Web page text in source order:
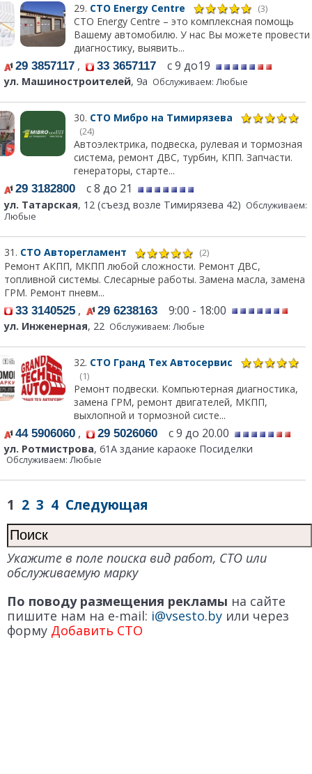
29. СТО Energy Centre (3)
СТО Energy Centre – это комплексная помощь
Вашему автомобилю. У нас Вы можете провести
диагностику, выявить...
29 3857117 , 33 3657117 с 9 до19
ул. Машиностроителей, 9а Обслуживаем: Любые
30. СТО Мибро на Тимирязева
(24)
Автоэлектрика, подвеска, рулевая и тормозная
система, ремонт ДВС, турбин, КПП. Запчасти.
генераторы, старте...
29 3182800 с 8 до 21
ул. Татарская, 12 (съезд возле Тимирязева 42) Обслуживаем:
Любые
31. СТО Авторегламент (2)
Ремонт АКПП, МКПП любой сложности. Ремонт ДВС,
топливной системы. Слесарные работы. Замена масла, замена
ГРМ. Ремонт пневм...
33 3140525 , 29 6238163 9:00 - 18:00
ул. Инженерная, 22 Обслуживаем: Любые
32. СТО Гранд Тех Автосервис
(1)
Ремонт подвески. Компьютерная диагностика,
замена ГРМ, ремонт двигателей, МКПП,
выхлопной и тормозной систе...
44 5906060 , 29 5026060 с 9 до 20.00
ул. Ротмистрова, 61А здание караоке Посиделки
Обслуживаем: Любые
1 2 3 4 Следующая
Укажите в поле поиска вид работ, СТО или
обслуживаемую марку
По поводу размещения рекламы на сайте
пишите нам на e-mail: i@vsesto.by или через
форму Добавить СТО